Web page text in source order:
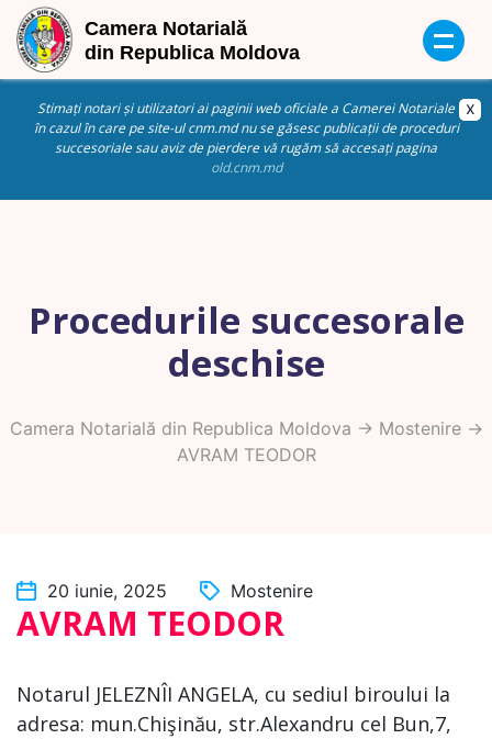
Stimați notari și utilizatori ai paginii web oficiale a Camerei Notariale
în cazul în care pe site-ul cnm.md nu se găsesc publicații de proceduri
succesoriale sau aviz de pierdere vă rugăm să accesați pagina
old.cnm.md
Procedurile succesorale
deschise
Camera Notarială din Republica Moldova -> Mostenire->
AVRAM TEODOR
20 iunie, 2025 Mostenire
AVRAM TEODOR
Notarul JELEZNÎI ANGELA, cu sediul biroului la
adresa: mun.Chişinău, str.Alexandru cel Bun,7,